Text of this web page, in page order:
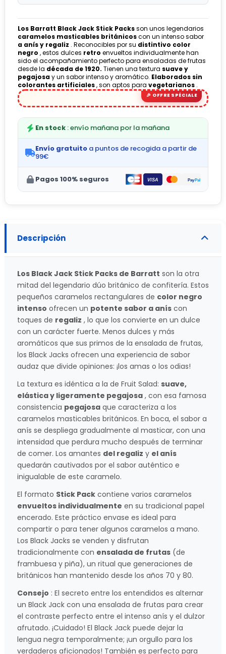
Los Barratt Black Jack Stick Packsson unos legendarios
caramelos masticables británicoscon un intenso sabor
a anís y regaliz . Reconocibles por su distintivo color
negro , estos dulces retro envueltos individualmente han
sido el acompañamiento perfecto para ensaladas de frutas
desde la década de 1920. Tienen una textura suave y
pegajosay un sabor intenso y aromático. Elaborados sin
colorantes artificiales, son aptos para vegetarianos .
En stock : envío mañana por la mañana
Envío gratuito a puntos de recogida a partir de
99€
Pagos 100% seguros
Descripción
Los Black Jack Stick Packs de Barratt son la otra
mitad del legendario dúo británico de confitería. Estos
pequeños caramelos rectangulares de color negro
intenso ofrecen un potente sabor a anís con
toques de regaliz , lo que los convierte en un dulce
con un carácter fuerte. Menos dulces y más
aromáticos que sus primos de la ensalada de frutas,
los Black Jacks ofrecen una experiencia de sabor
audaz que divide opiniones: ¡los amas o los odias!
La textura es idéntica a la de Fruit Salad: suave,
elástica y ligeramente pegajosa , con esa famosa
consistencia pegajosa que caracteriza a los
caramelos masticables británicos. En boca, el sabor a
anís se despliega gradualmente al masticar, con una
intensidad que perdura mucho después de terminar
de comer. Los amantes del regaliz y el anís
quedarán cautivados por el sabor auténtico e
inigualable de este caramelo.
El formato Stick Pack contiene varios caramelos
envueltos individualmente en su tradicional papel
encerado. Este práctico envase es ideal para
compartir o para tener algunos caramelos a mano.
Los Black Jacks se venden y disfrutan
tradicionalmente con ensalada de frutas (de
frambuesa y piña), un ritual que generaciones de
británicos han mantenido desde los años 70 y 80.
Consejo : El secreto entre los entendidos es alternar
un Black Jack con una ensalada de frutas para crear
el contraste perfecto entre el intenso anís y el dulzor
afrutado. ¡Cuidado! El Black Jack puede dejar la
lengua negra temporalmente; ¡un orgullo para los
verdaderos aficionados! También es perfecto para